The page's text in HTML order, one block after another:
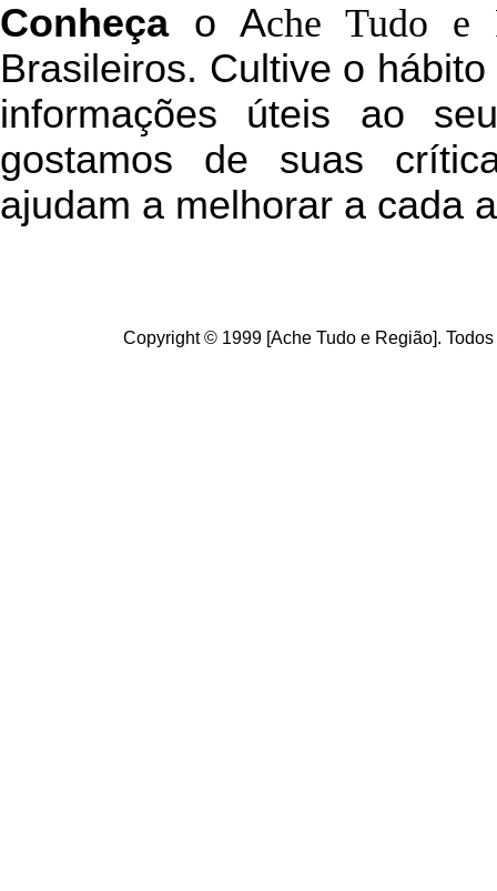
Conheçao Ache Tudo e
Brasileiros. Cultive o
informações úteis ao
gostamos de suas
ajudam a melhorar a cada
Copyright © 1999 [Ache Tudo e Região].